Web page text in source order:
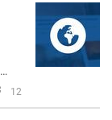
12